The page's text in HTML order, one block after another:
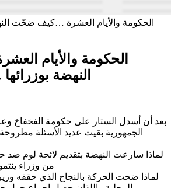
الحكومة والأيام
النهضة
بعد أن أسدل الستار على حكومة الفخفاخ
الجمهورية بقيت عديد الأسئلة
لماذا سارعت النهضة بتقديم لائحة لوم ضد
من وزراء
لماذا ضحت الحركة بالنجاح الذي حققه